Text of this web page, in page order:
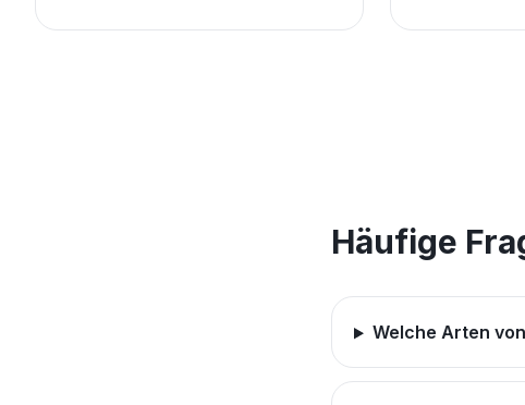
Häufige
Welche Arten